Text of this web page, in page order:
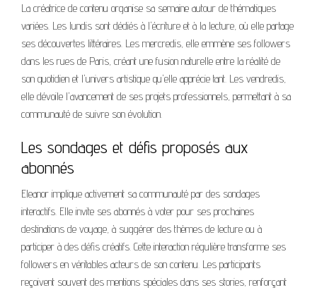
La créatrice de contenu organise sa semaine autour de thématiques
variées. Les lundis sont dédiés à l'écriture et à la lecture, où elle partage
ses découvertes littéraires. Les mercredis, elle emmène ses followers
dans les rues de Paris, créant une fusion naturelle entre la réalité de
son quotidien et l'univers artistique qu'elle apprécie tant. Les vendredis,
elle dévoile l'avancement de ses projets professionnels, permettant à sa
communauté de suivre son évolution.
Les sondages et défis proposés aux
abonnés
Eleanor implique activement sa communauté par des sondages
interactifs. Elle invite ses abonnés à voter pour ses prochaines
destinations de voyage, à suggérer des thèmes de lecture ou à
participer à des défis créatifs. Cette interaction régulière transforme ses
followers en véritables acteurs de son contenu. Les participants
reçoivent souvent des mentions spéciales dans ses stories, renforçant